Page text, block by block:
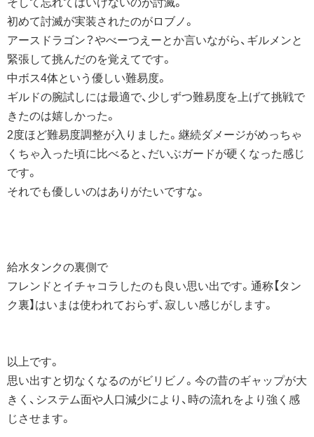
初めて討滅が実装されたのがロブノ。
アースドラゴン？やべーつえーとか言いながら、ギルメンと
緊張して挑んだのを覚えてです。
中ボス4体という優しい難易度。
ギルドの腕試しには最適で、少しずつ難易度を上げて挑戦で
きたのは嬉しかった。
2度ほど難易度調整が入りました。継続ダメージがめっちゃ
くちゃ入った頃に比べると、だいぶガードが硬くなった感じ
です。
それでも優しいのはありがたいですな。
給水タンクの裏側で
フレンドとイチャコラしたのも良い思い出です。通称【タン
ク裏】はいまは使われておらず、寂しい感じがします。
以上です。
思い出すと切なくなるのがビリビノ。今の昔のギャップが大
きく、システム面や人口減少により、時の流れをより強く感
じさせます。